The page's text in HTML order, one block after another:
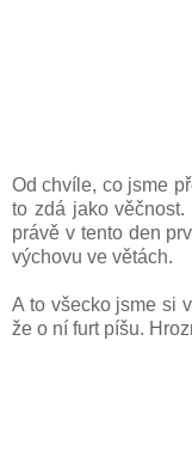
Od chvíle, co jsme
to zdá jako
právě v tento den
výchovu ve větách.
A to všecko jsme si
že o ní furt píšu.